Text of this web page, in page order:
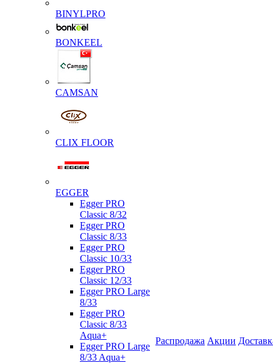
BINYLPRO
BONKEEL
CAMSAN
CLIX FLOOR
EGGER
Egger PRO
Classic 8/32
Egger PRO
Classic 8/33
Egger PRO
Classic 10/33
Egger PRO
Classic 12/33
Egger PRO Large
8/33
Egger PRO
Classic 8/33
Aqua+
Egger PRO Large
8/33 Aqua+
Распродажа Акции